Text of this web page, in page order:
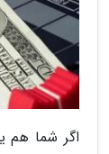
اگر شما هم